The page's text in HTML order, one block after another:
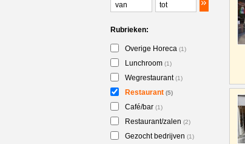
Rubrieken:
Overige Horeca (1)
Lunchroom (1)
Wegrestaurant(1)
Restaurant (5)
Café/bar (1)
Restaurant/zalen (2)
Gezocht bedrijven (1)